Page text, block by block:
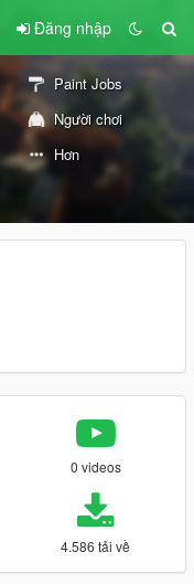
Đăng nhập
Paint Jobs
Người chơi
Hơn
0 videos
4.586 tải về